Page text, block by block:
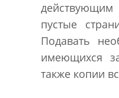
пустые
Подавать
имеющихся
также копии